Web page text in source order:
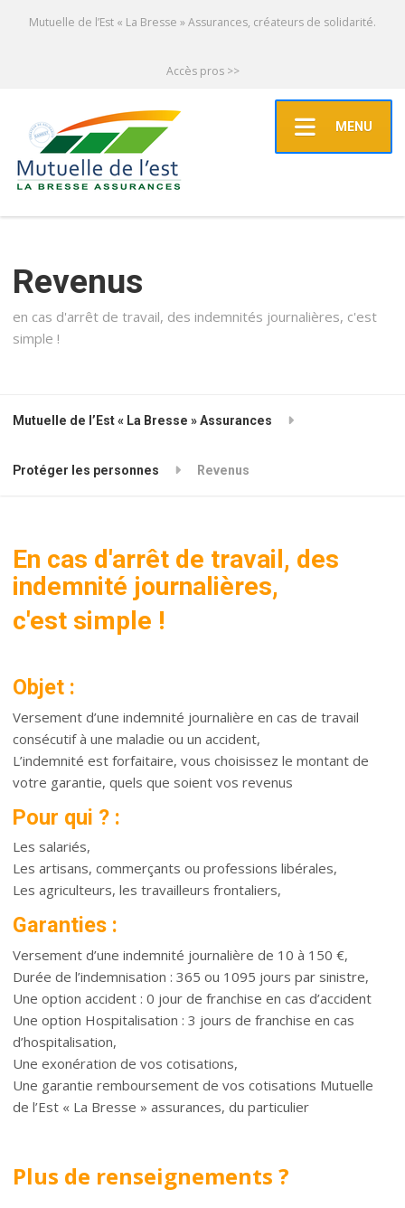
Mutuelle de l’Est « La Bresse » Assurances, créateurs de solidarité.
Accès pros >>
MENU
Revenus
en cas d'arrêt de travail, des indemnités journalières, c'est
simple !
Mutuelle de l’Est « La Bresse » Assurances
Protéger les personnes Revenus
En cas d'arrêt de travail, des
indemnité journalières,
c'est simple !
Objet :
Versement d’une indemnité journalière en cas de travail
consécutif à une maladie ou un accident,
L’indemnité est forfaitaire, vous choisissez le montant de
votre garantie, quels que soient vos revenus
Pour qui ? :
Les salariés,
Les artisans, commerçants ou professions libérales,
Les agriculteurs, les travailleurs frontaliers,
Garanties :
Versement d’une indemnité journalière de 10 à 150 €,
Durée de l’indemnisation : 365 ou 1095 jours par sinistre,
Une option accident : 0 jour de franchise en cas d’accident
Une option Hospitalisation : 3 jours de franchise en cas
d’hospitalisation,
Une exonération de vos cotisations,
Une garantie remboursement de vos cotisations Mutuelle
de l’Est « La Bresse » assurances, du particulier
Plus de renseignements ?